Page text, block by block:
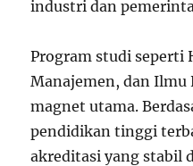
industri dan
Program studi seperti
Manajemen, dan
magnet utama.
pendidikan tinggi
akreditasi yang stabil